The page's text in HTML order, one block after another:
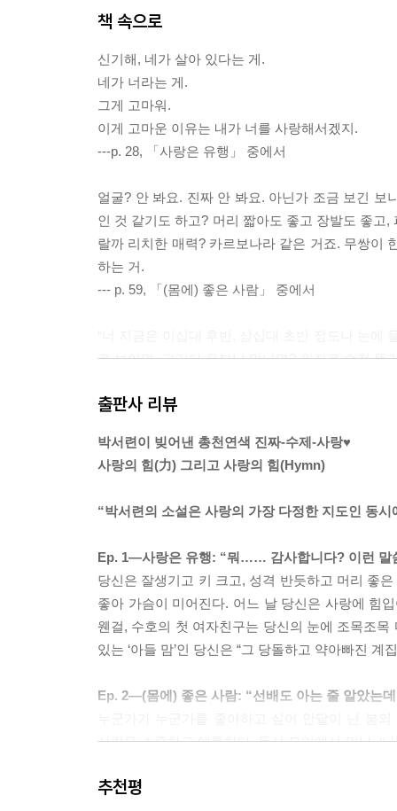
책 속으로
신기해, 네가 살아 있다는 게.
네가 너라는 게.
그게 고마워.
이게 고마운 이유는 내가 너를 사랑해서겠지.
---p. 28, 「사랑은 유행」 중에서
얼굴? 안 봐요. 진짜 안 봐요. 아닌가 조금 보긴 보
인 것 같기도 하고? 머리 짧아도 좋고 장발도 좋고
랄까 리치한 매력? 카르보나라 같은 거죠. 무쌍이
하는 거.
--- p. 59, 「(몸에) 좋은 사람」 중에서
로 보이면. 그러다 유부남 만나면? 위자료 수천
“뭐야, 그 구체적인 저주는?”
어쩌겠어, 대디 이슈인걸.
--- p. 117, 「어떤 사랑의 악마가 있어」 중에서
하여, 사랑이란 바로 이런 것이라 당신은 믿어 의
--- pp.166-167, 「문어와 나」 중에서
“우리가 자고, 우리가 쉴 때도 사랑은 잠들지 않고
--- p. 243, 「Everything is gross but you」 중에서
--- p. 255, 「드라마」중에서
낙차를 거침없이 침범함으로써 사랑의 크기를 확
출판사 리뷰
박서련이 빚어낸 총천연색 진짜-수제-사랑♥
사랑의 힘(力) 그리고 사랑의 힘(Hymn)
“박서련의 소설은 사랑의 가장 다정한 지도인 동
Ep. 1―사랑은 유행: “뭐…… 감사합니다? 이런 말
당신은 잘생기고 키 크고, 성격 반듯하고 머리 좋
좋아 가슴이 미어진다. 어느 날 당신은 사랑에 힘
웬걸, 수호의 첫 여자친구는 당신의 눈에 조목조
있는 ‘아들 맘’인 당신은 “그 당돌하고 약아빠진 계
Ep. 2―(몸에) 좋은 사람: “선배도 아는 줄 알았는
사랑은 소중하고 애틋하다. 독서 모임에서 만난, ‘
사주세요. 술 사주세요.”(91쪽)
추천평